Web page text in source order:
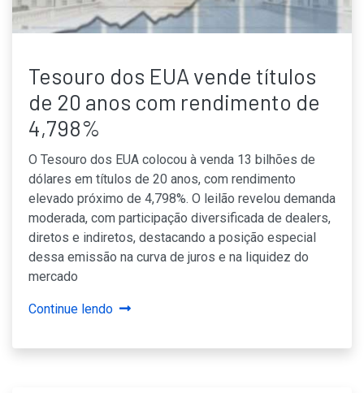
Tesouro dos EUA vende títulos
de 20 anos com rendimento de
4,798%
O Tesouro dos EUA colocou à venda 13 bilhões de
dólares em títulos de 20 anos, com rendimento
elevado próximo de 4,798%. O leilão revelou demanda
moderada, com participação diversificada de dealers,
diretos e indiretos, destacando a posição especial
dessa emissão na curva de juros e na liquidez do
mercado
Continue lendo